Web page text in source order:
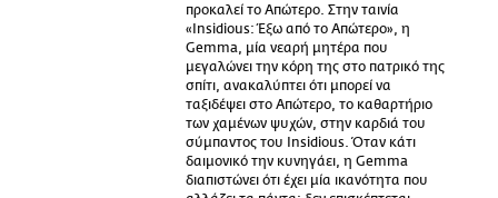
προκαλεί το Απώτερο. Στην ταινία
«Insidious: Έξω από το Απώτερο», η
Gemma, μία νεαρή μητέρα που
μεγαλώνει την κόρη της στο πατρικό της
σπίτι, ανακαλύπτει ότι μπορεί να
ταξιδέψει στο Απώτερο, το καθαρτήριο
των χαμένων ψυχών, στην καρδιά του
σύμπαντος του Insidious. Όταν κάτι
δαιμονικό την κυνηγάει, η Gemma
διαπιστώνει ότι έχει μία ικανότητα που